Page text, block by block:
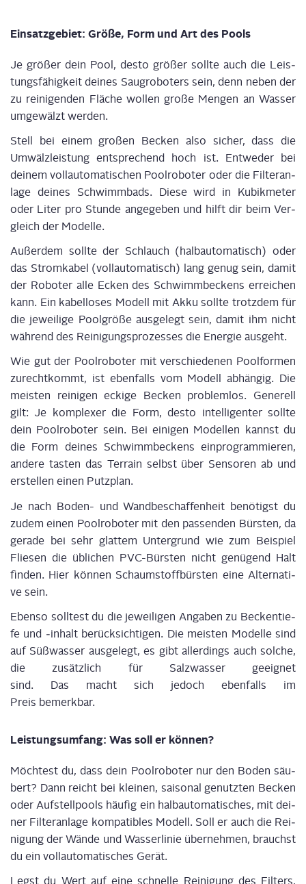
Ein­satz­ge­biet: Grö­ße, Form und Art des Pools
Je grö­ßer dein Pool, des­to grö­ßer soll­te auch die Leis­
tungs­fä­hig­keit dei­nes Saug­ro­bo­ters sein, denn neben der
zu rei­ni­gen­den Flä­che wol­len gro­ße Men­gen an Was­ser
umge­wälzt werden.
Stell bei einem gro­ßen Becken also sicher, dass die
Umwälz­leis­tung ent­spre­chend hoch ist. Ent­we­der bei
dei­nem voll­au­to­ma­ti­schen Pool­ro­bo­ter oder die Fil­ter­an­
la­ge dei­nes Schwimm­bads. Die­se wird in Kubik­me­ter
oder Liter pro Stun­de ange­ge­ben und hilft dir beim Ver­
gleich der Modelle.
Außer­dem soll­te der Schlauch (halb­au­to­ma­tisch) oder
das Strom­ka­bel (voll­au­to­ma­tisch) lang genug sein, damit
der Robo­ter alle Ecken des Schwimm­be­ckens errei­chen
kann. Ein kabel­lo­ses Modell mit Akku soll­te trotz­dem für
die jewei­li­ge Pool­grö­ße aus­ge­legt sein, damit ihm nicht
wäh­rend des Rei­ni­gungs­pro­zes­ses die Ener­gie ausgeht.
Wie gut der Pool­ro­bo­ter mit ver­schie­de­nen Pool­for­men
zurecht­kommt, ist eben­falls vom Modell abhän­gig. Die
meis­ten rei­ni­gen ecki­ge Becken pro­blem­los. Gene­rell
gilt: Je kom­ple­xer die Form, des­to intel­li­gen­ter soll­te
dein Pool­ro­bo­ter sein. Bei eini­gen Model­len kannst du
die Form dei­nes Schwimm­be­ckens ein­pro­gram­mie­ren,
ande­re tas­ten das Ter­rain selbst über Sen­so­ren ab und
erstel­len einen Putzplan.
Je nach Boden- und Wand­be­schaf­fen­heit benö­tigst du
zudem einen Pool­ro­bo­ter mit den pas­sen­den Bürs­ten, da
gera­de bei sehr glat­tem Unter­grund wie zum Bei­spiel
Flie­sen die übli­chen PVC-Bürs­ten nicht genü­gend Halt
fin­den. Hier kön­nen Schaum­stoff­bürs­ten eine Alter­na­ti­
ve sein.
Eben­so soll­test du die jewei­li­gen Anga­ben zu Becken­tie­
fe und ‑inhalt berück­sich­ti­gen. Die meis­ten Model­le sind
auf Süß­was­ser aus­ge­legt, es gibt aller­dings auch sol­che,
die zusätz­lich für Salz­was­ser geeig­net
sind. Das macht sich jedoch eben­falls im
Preis bemerkbar.
Leis­tungs­um­fang: Was soll er können?
Möch­test du, dass dein Pool­ro­bo­ter nur den Boden säu­
bert? Dann reicht bei klei­nen, sai­so­nal genutz­ten Becken
oder Auf­stell­pools häu­fig ein halb­au­to­ma­ti­sches, mit dei­
ner Fil­ter­an­la­ge kom­pa­ti­bles Modell. Soll er auch die Rei­
ni­gung der Wän­de und Was­ser­li­nie über­neh­men, brauchst
du ein voll­au­to­ma­ti­sches Gerät.
Legst du Wert auf eine schnel­le Rei­ni­gung des Fil­ters,